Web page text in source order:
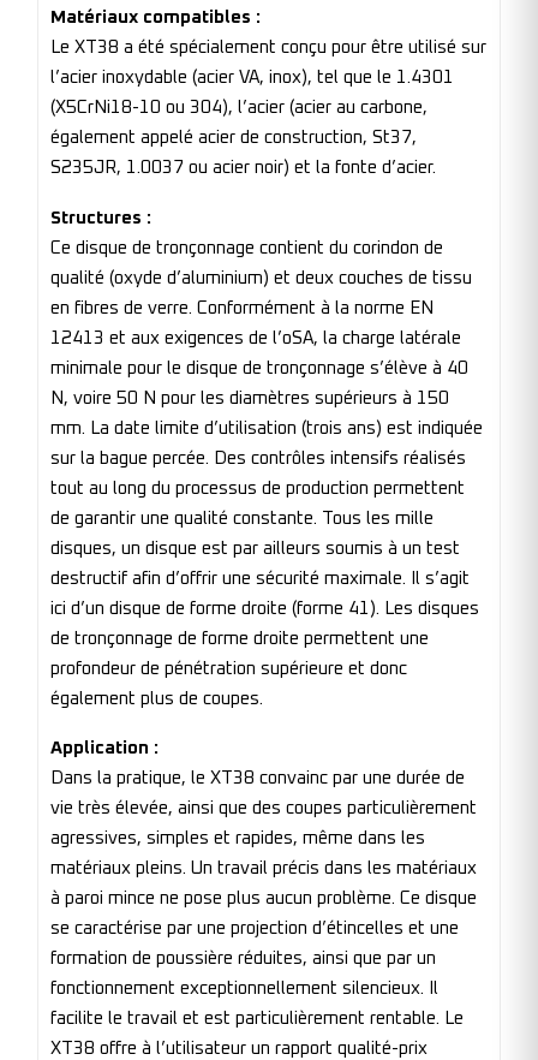
Matériaux compatibles :
Le XT38 a été spécialement conçu pour être utilisé sur
l’acier inoxydable (acier VA, inox), tel que le 1.4301
(X5CrNi18-10 ou 304), l’acier (acier au carbone,
également appelé acier de construction, St37,
S235JR, 1.0037 ou acier noir) et la fonte d’acier.
Structures :
Ce disque de tronçonnage contient du corindon de
qualité (oxyde d’aluminium) et deux couches de tissu
en fibres de verre. Conformément à la norme EN
12413 et aux exigences de l’oSA, la charge latérale
minimale pour le disque de tronçonnage s’élève à 40
N, voire 50 N pour les diamètres supérieurs à 150
mm. La date limite d’utilisation (trois ans) est indiquée
sur la bague percée. Des contrôles intensifs réalisés
tout au long du processus de production permettent
de garantir une qualité constante. Tous les mille
disques, un disque est par ailleurs soumis à un test
destructif afin d’offrir une sécurité maximale. Il s’agit
ici d’un disque de forme droite (forme 41). Les disques
de tronçonnage de forme droite permettent une
profondeur de pénétration supérieure et donc
également plus de coupes.
Application :
Dans la pratique, le XT38 convainc par une durée de
vie très élevée, ainsi que des coupes particulièrement
agressives, simples et rapides, même dans les
matériaux pleins. Un travail précis dans les matériaux
à paroi mince ne pose plus aucun problème. Ce disque
se caractérise par une projection d’étincelles et une
formation de poussière réduites, ainsi que par un
fonctionnement exceptionnellement silencieux. Il
facilite le travail et est particulièrement rentable. Le
XT38 offre à l’utilisateur un rapport qualité-prix